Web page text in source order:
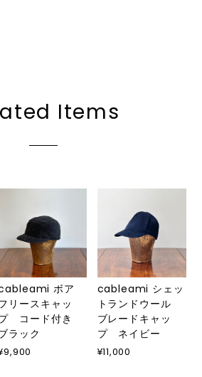
Items
ボア
リースキャッ
コード付き
ラック
cableami シェッ
トランドウール
ブレードキャッ
プ ネイビー
¥11,000